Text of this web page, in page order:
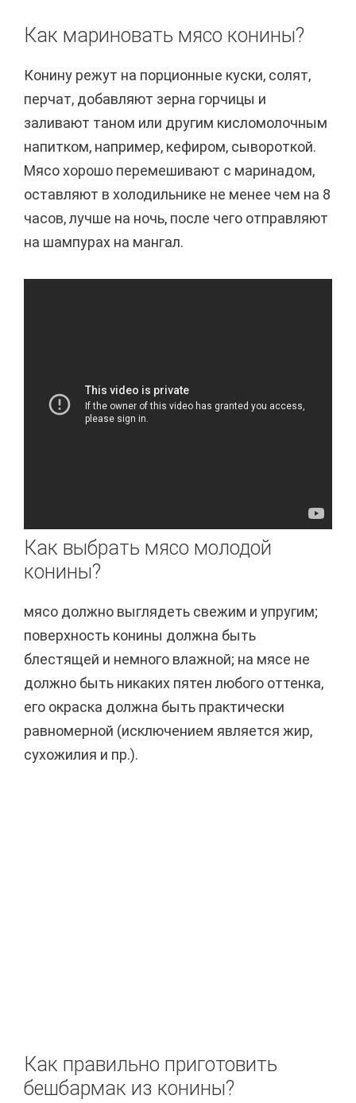
Как мариновать мясо конины?
Конину режут на порционные куски, солят,
перчат, добавляют зерна горчицы и
заливают таном или другим кисломолочным
напитком, например, кефиром, сывороткой.
Мясо хорошо перемешивают с маринадом,
оставляют в холодильнике не менее чем на 8
часов, лучше на ночь, после чего отправляют
на шампурах на мангал.
Как выбрать мясо молодой
конины?
мясо должно выглядеть свежим и упругим;
поверхность конины должна быть
блестящей и немного влажной; на мясе не
должно быть никаких пятен любого оттенка,
его окраска должна быть практически
равномерной (исключением является жир,
сухожилия и пр.).
Как правильно приготовить
бешбармак из конины?